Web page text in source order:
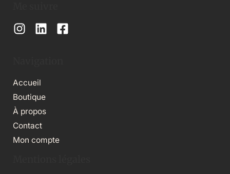
Accueil
Boutique
À propos
Contact
Mon compte